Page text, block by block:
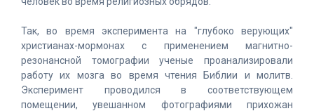
Так, во время эксперимента на "глубоко верующих"
христианах-мормонах с применением магнитно-
резонансной томографии ученые проанализировали
работу их мозга во время чтения Библии и молитв.
Эксперимент проводился в соответствующем
помещении, увешанном фотографиями прихожан